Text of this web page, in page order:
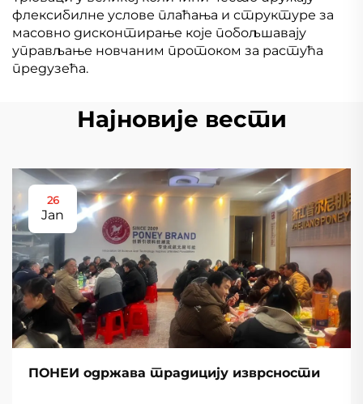
флексибилне услове плаћања и структуре за
масовно дисконтирање које побољшавају
управљање новчаним протоком за растућа
предузећа.
Најновије вести
26
Jan
ПОНЕИ одржава традицију изврсности